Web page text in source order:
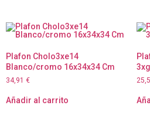
Plafon Cholo3xe14
Blanco/cromo 16x34x34 Cm
34,91 €
Añadir al carrito